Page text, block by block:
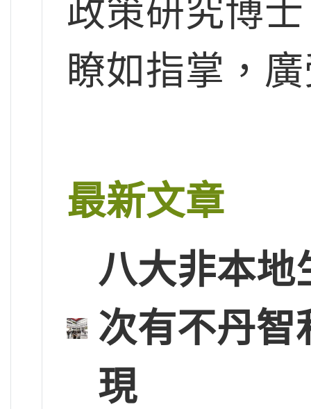
政策研究博
瞭如指掌，
最新文章
八大非本地
次有不丹智
現